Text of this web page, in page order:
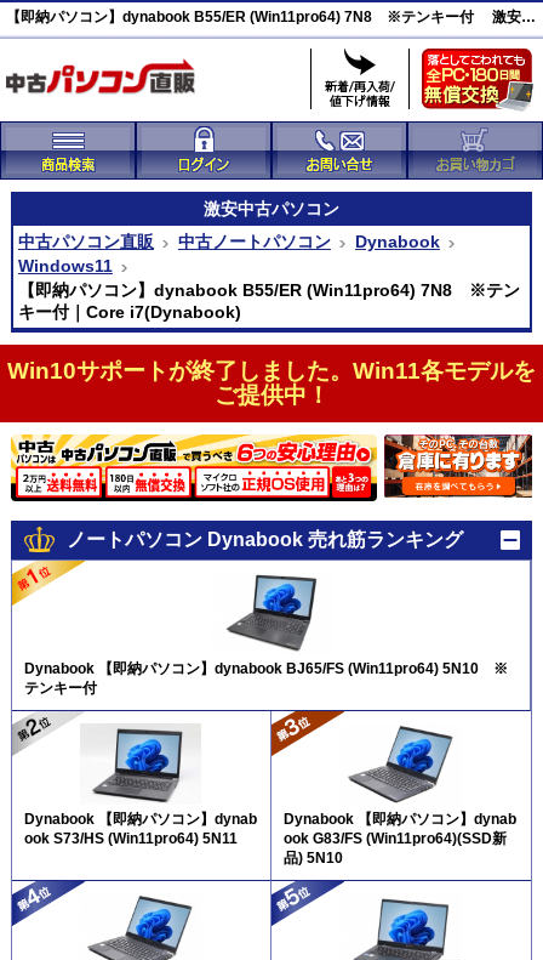
【即納パソコン】dynabook B55/ER (Win11pro64) 7N8 ※テンキー付 激安(45989)
激安中古パソコン
中古パソコン直販
中古ノートパソコン
Dynabook
Windows11
【即納パソコン】dynabook B55/ER (Win11pro64) 7N8 ※テン
キー付｜Core i7(Dynabook)
Win10サポートが終了しました。Win11各モデルを
ご提供中！
ノートパソコン Dynabook 売れ筋ランキング
Dynabook 【即納パソコン】dynabook BJ65/FS (Win11pro64) 5N10 ※
テンキー付
Dynabook 【即納パソコン】dynab
ook S73/HS (Win11pro64) 5N11
Dynabook 【即納パソコン】dynab
ook G83/FS (Win11pro64)(SSD新
品) 5N10